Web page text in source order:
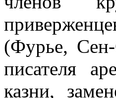
(Фурье,
писателя
казни,